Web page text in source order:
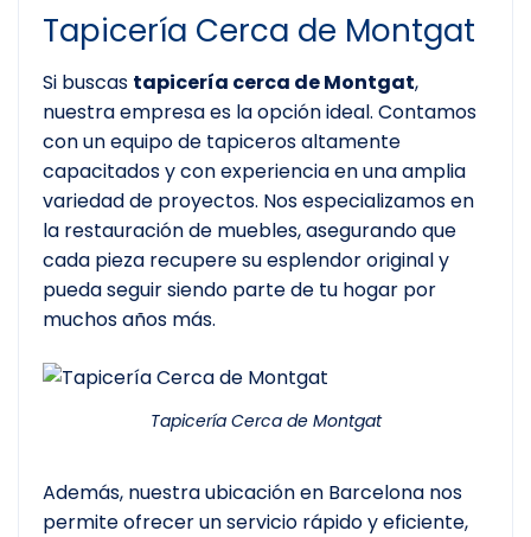
Tapicería Cerca de Montgat
Si buscas tapicería cerca de Montgat,
nuestra empresa es la opción ideal. Contamos
con un equipo de tapiceros altamente
capacitados y con experiencia en una amplia
variedad de proyectos. Nos especializamos en
la restauración de muebles, asegurando que
cada pieza recupere su esplendor original y
pueda seguir siendo parte de tu hogar por
muchos años más.
Tapicería Cerca de Montgat
Además, nuestra ubicación en Barcelona nos
permite ofrecer un servicio rápido y eficiente,